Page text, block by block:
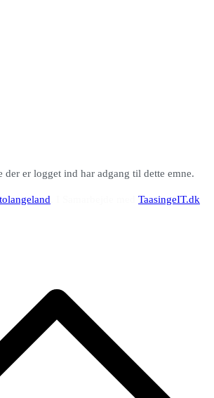
der er logget ind har adgang til dette emne.
TaasingeIT.dk